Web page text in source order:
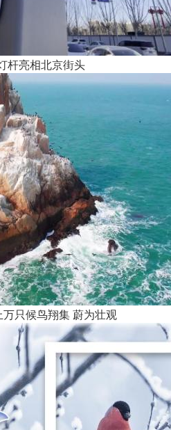
杆亮相北京街头
万只候鸟翔集 蔚为壮观